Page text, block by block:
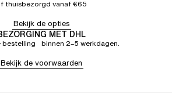
thuisbezorgd vanaf €65
Bekijk de opties
MET DHL
bestelling binnen 2–5 werkdagen.
Bekijk de voorwaarden